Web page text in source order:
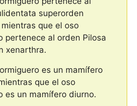
superorden
que el oso
pertenece al orden Pilosa
xenarthra.
es un mamífero
que el oso
es un mamífero diurno.